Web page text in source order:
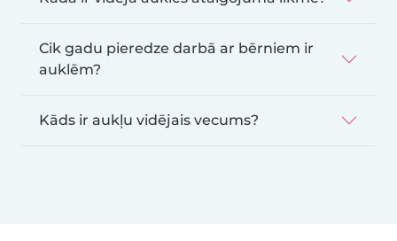
Cik gadu pieredze darbā ar bērniem ir
auklēm?
Kāds ir aukļu vidējais vecums?